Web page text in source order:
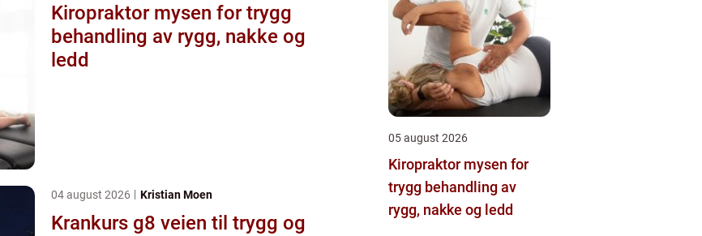
Kiropraktor mysen for trygg
behandling av rygg, nakke og
ledd
04 august 2026 Kristian Moen
Krankurs g8 veien til trygg og
05 august 2026
Kiropraktor mysen for
trygg behandling av
rygg, nakke og ledd